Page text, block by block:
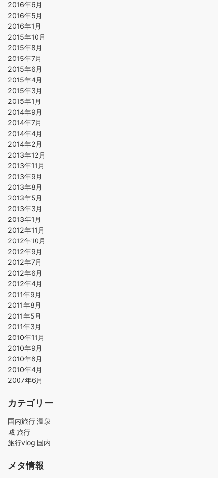
2016年6月
2016年5月
2016年1月
2015年10月
2015年8月
2015年7月
2015年6月
2015年4月
2015年3月
2015年1月
2014年9月
2014年7月
2014年4月
2014年2月
2013年12月
2013年11月
2013年9月
2013年8月
2013年5月
2013年3月
2013年1月
2012年11月
2012年10月
2012年9月
2012年7月
2012年6月
2012年4月
2011年9月
2011年8月
2011年5月
2011年3月
2010年11月
2010年9月
2010年8月
2010年4月
2007年6月
カテゴリー
国内旅行 温泉
城 旅行
旅行vlog 国内
メタ情報